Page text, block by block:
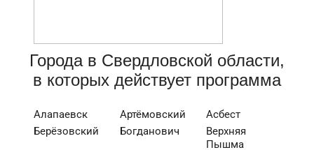
Города в Свердловской области,
в которых действует программа
Алапаевск Артёмовский
Асбест
Берёзовский
Богданович
Верхняя
Пышма